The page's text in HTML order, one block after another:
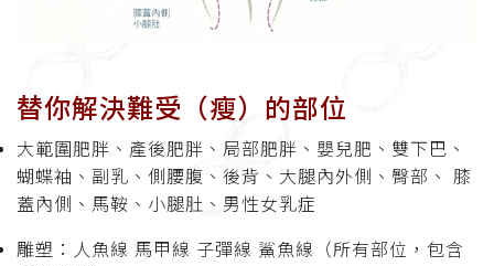
替你解決難受（瘦）的部位
大範圍肥胖、產後肥胖、局部肥胖、嬰兒肥、雙下巴、
蝴蝶袖、副乳、側腰腹、後背、大腿內外側、臀部、 膝
蓋內側、馬鞍、小腿肚、男性女乳症
雕塑：人魚線 馬甲線 子彈線 鯊魚線（所有部位，包含